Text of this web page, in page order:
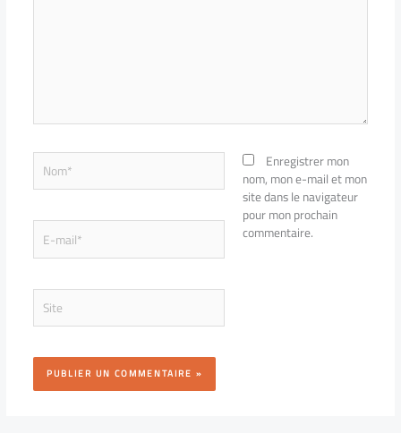
Nom*
E-
mail*
Site
Enregistrer mon
nom, mon e-mail et mon
site dans le navigateur
pour mon prochain
commentaire.